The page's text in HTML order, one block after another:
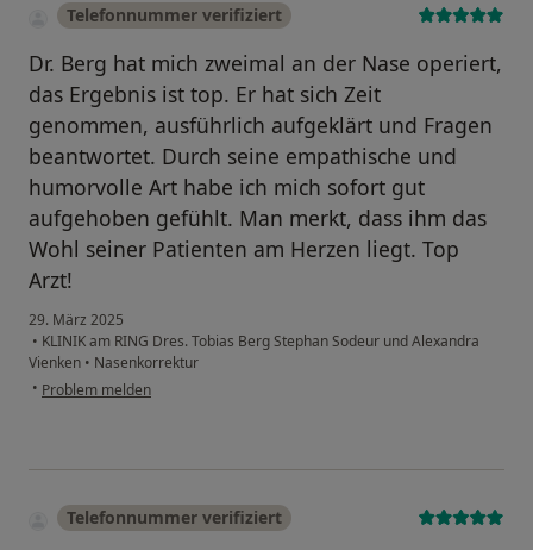
Telefonnummer verifiziert
Dr. Berg hat mich zweimal an der Nase operiert,
das Ergebnis ist top. Er hat sich Zeit
genommen, ausführlich aufgeklärt und Fragen
beantwortet. Durch seine empathische und
humorvolle Art habe ich mich sofort gut
aufgehoben gefühlt. Man merkt, dass ihm das
Wohl seiner Patienten am Herzen liegt. Top
Arzt!
29. März 2025
• KLINIK am RING Dres. Tobias Berg Stephan Sodeur und Alexandra
Vienken • Nasenkorrektur
• Problem melden
Telefonnummer verifiziert